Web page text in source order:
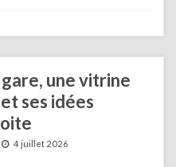
une vitrine
ses idées
4 juillet 2026